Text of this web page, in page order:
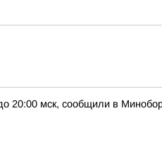
20:00 мск, сообщили в